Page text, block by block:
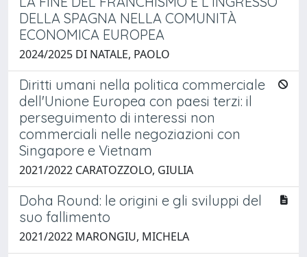
DELLA SPAGNA NELLA COMUNITÀ
ECONOMICA EUROPEA
2024/2025 DI NATALE, PAOLO
Diritti umani nella politica commerciale
dell'Unione Europea con paesi terzi: il
perseguimento di interessi non
commerciali nelle negoziazioni con
Singapore e Vietnam
2021/2022 CARATOZZOLO, GIULIA
Doha Round: le origini e gli sviluppi del
suo fallimento
2021/2022 MARONGIU, MICHELA